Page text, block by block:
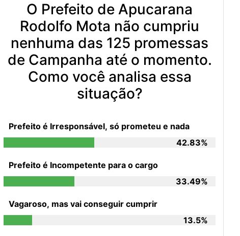
O Prefeito de Apucarana
Rodolfo Mota não cumpriu
nenhuma das 125 promessas
de Campanha até o momento.
Como você analisa essa
situação?
Prefeito é Irresponsável, só prometeu e nada
42.83%
Prefeito é Incompetente para o cargo
33.49%
Vagaroso, mas vai conseguir cumprir
13.5%